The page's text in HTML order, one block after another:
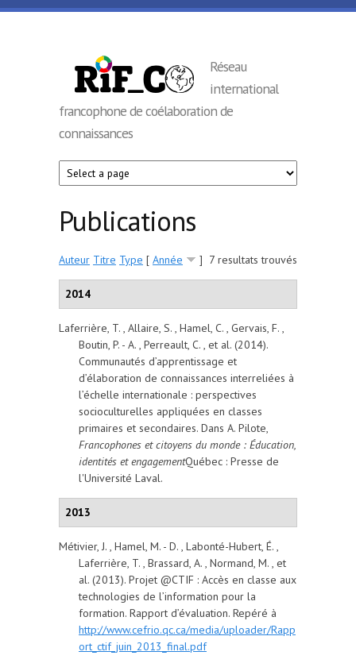
Aller au contenu principal
RIF_CO
Réseau
international
francophone de coélaboration de
connaissances
Publications
7 resultats trouvés
Auteur Titre Type [ Année ]
2014
Laferrière, T. , Allaire, S. , Hamel, C. , Gervais, F. ,
Boutin, P. - A. , Perreault, C. , et al. (2014).
Communautés d’apprentissage et
d’élaboration de connaissances interreliées à
l’échelle internationale : perspectives
socioculturelles appliquées en classes
primaires et secondaires. Dans A. Pilote,
Francophones et citoyens du monde : Éducation,
identités et engagementQuébec : Presse de
l'Université Laval.
2013
Métivier, J. , Hamel, M. - D. , Labonté-Hubert, É. ,
Laferrière, T. , Brassard, A. , Normand, M. , et
al. (2013). Projet @CTIF : Accès en classe aux
technologies de l’information pour la
formation. Rapport d’évaluation. Repéré à
http://www.cefrio.qc.ca/media/uploader/Rapp
ort_ctif_juin_2013_final.pdf